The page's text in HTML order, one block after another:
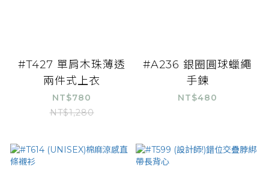
#T427 單肩木珠薄透
兩件式上衣
NT$780
NT$1,280
#A236 銀圈圓球蠟繩
手鍊
NT$480